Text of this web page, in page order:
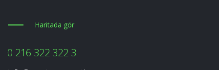
Haritada gör
0 216 322 322 3